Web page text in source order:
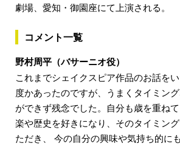
劇場、愛知・御園座にて上演される。
コメント一覧
野村周平（バサーニオ役）
これまでシェイクスピア作品のお話を
度かあったのですが、うまくタイミン
ができず残念でした。自分も歳を重ね
楽や歴史を好きになり、そのタイミン
ただき、 今の自分の興味や気持ち的に